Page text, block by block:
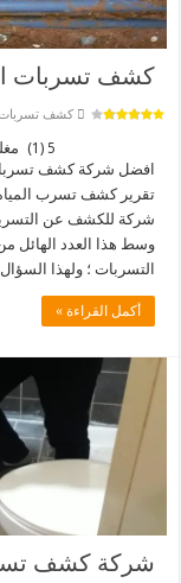
كشف تسربات
كشف تسربات
5 (1)
افضل شركة كشف
تقرير كشف تسرب
شركة للكشف عن
وسط هذا العدد الهائل
التسربات ؛ ولهذا
أكمل القراءة »
شركة كشف